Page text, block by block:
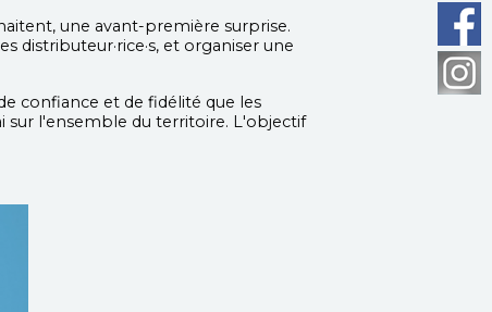
une avant-première surprise.
distributeur·rice·s, et organiser une
confiance et de fidélité que les
sur l'ensemble du territoire. L'objectif